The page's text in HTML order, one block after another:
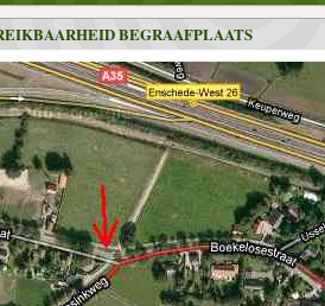
BEGRAAFPLAATS